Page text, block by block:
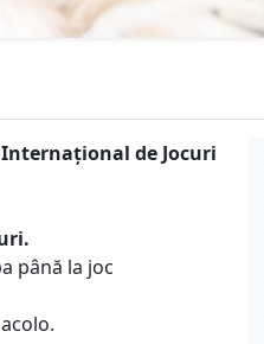
de Jocuri
până la joc